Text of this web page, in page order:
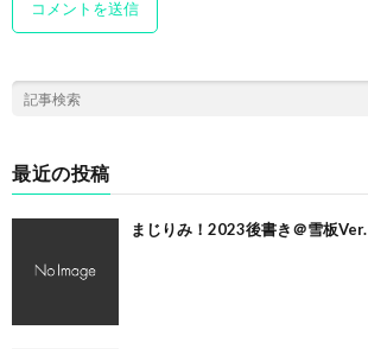
最近の投稿
まじりみ！2023後書き＠雪板Ver.